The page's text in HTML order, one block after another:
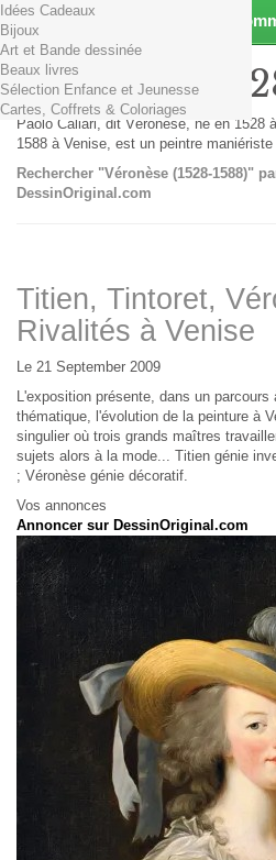
Continuer mes achats
Idées Cadeaux
Bijoux
Art et Bande dessinée
Beaux livres
Sélection Enfance et Jeunesse
Cartes, Coffrets & Coloriages
Véronèse
Paolo Caliari, dit Véronèse, né en 1528
1588 à Venise, est un peintre maniériste
Rechercher "Véronèse (1528-1588)"
DessinOriginal.com
Titien, Tintoret,
Rivalités à Venise
Le 21 September 2009
L'exposition présente, dans un
thématique, l'évolution de la peinture à
singulier où trois grands maîtres
sujets alors à la mode... Titien génie
; Véronèse génie décoratif.
Vos annonces
Annoncer sur DessinOriginal.com